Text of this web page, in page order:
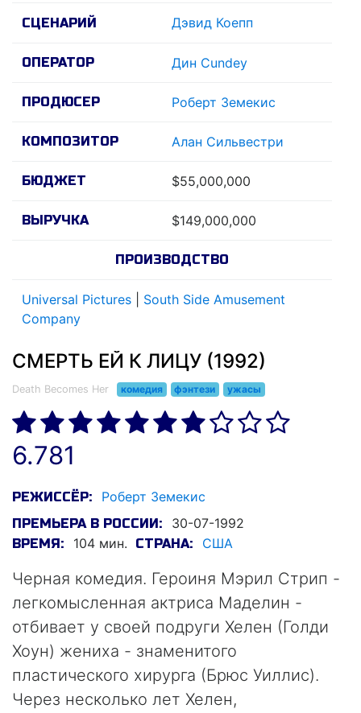
СЦЕНАРИЙ Дэвид Коепп
ОПЕРАТОР Дин Cundey
ПРОДЮСЕР Роберт Земекис
КОМПОЗИТОР Алан Сильвестри
БЮДЖЕТ $55,000,000
ВЫРУЧКА $149,000,000
ПРОИЗВОДСТВО
Universal Pictures
South Side Amusement
Company
СМЕРТЬ ЕЙ К ЛИЦУ (1992)
Death Becomes Her комедия фэнтези ужасы
6.781
РЕЖИССЁР: Роберт Земекис
ПРЕМЬЕРА В РОССИИ: 30-07-1992
ВРЕМЯ: 104 мин. СТРАНА: США
Черная комедия. Героиня Мэрил Стрип -
легкомысленная актриса Маделин -
отбивает у своей подруги Хелен (Голди
Хоун) жениха - знаменитого
пластического хирурга (Брюс Уиллис).
Через несколько лет Хелен,